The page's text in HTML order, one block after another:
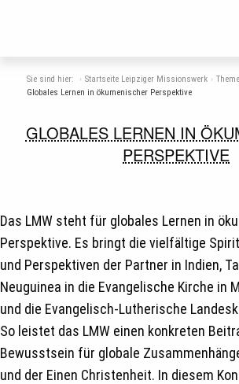
Sie sind hier: Startseite Leipziger Missionswerk
Globales Lernen in ökumenischer Perspektive
GLOBALES LERNEN IN
PERSPEKTIVE
Das LMW steht für globales Lernen in
Perspektive. Es bringt die vielfältige
und Perspektiven der Partner in Indien,
Neuguinea in die Evangelische Kirche in
und die Evangelisch-Lutherische
So leistet das LMW einen konkreten
Bewusstsein für globale
und der Einen Christenheit. In diesem